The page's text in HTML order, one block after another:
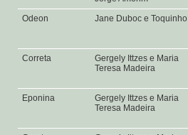
Odeon Jane Duboc e Toquinho
Correta
Gergely Ittzes e Maria
Teresa Madeira
Eponina
Gergely Ittzes e Maria
Teresa Madeira